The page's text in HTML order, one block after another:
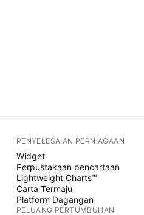
PENYELESAIAN PERNIAGAAN
Widget
Perpustakaan pencartaan
Lightweight Charts™
Carta Termaju
Platform Dagangan
PELUANG PERTUMBUHAN